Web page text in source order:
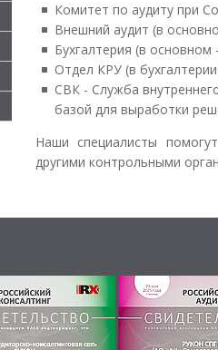
Комитет по аудиту при
Внешний аудит (в
Бухгалтерия (в
Отдел КРУ (в
СВК - Служба
базой для выработки
Наши специалисты
другими контрольными